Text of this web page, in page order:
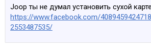
Joop ты не думал установить сухой
https://www.facebook.com/
2553487535/